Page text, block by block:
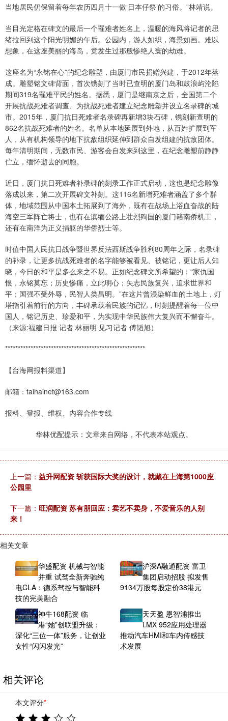
当地居民仍保留着每年农历四月十一做‘日本仔祭’的习俗。”林靖说。
当目光定格在碑文的最后一个罹难者姓名上，温暖的海风将记者的思
绪拉回到这个阳光明媚的午后。公园内，游人如织，海景如画。难以
想象，在这座美丽的海岛，竟发生过那般惨绝人寰的劫难。
这座名为“永铭在心”的纪念雕塑，由厦门市民捐赠兴建，于2012年落
成。雕塑铭文碑背面，首次镌刻了当时已查明的厦门岛和鼓浪屿沦陷
期间319名罹难平民的姓名。据悉，厦门是继南京之后，全国第二个
开展抗战死难者调查、为抗战死难者建立纪念雕塑并设立名录碑的城
市。2015年，厦门抗日死难者名录碑再新增3块石碑，镌刻新查明的
862名抗战死难者的姓名。名单从本地延展到外地，从百姓扩展到军
人，从有机构领导的地下抗敌组织延伸到群众自发组建的抗敌团体。
每年清明期间，无数市民、游客会自发来到这里，在纪念雕塑前静静
伫立，缅怀逝去的同胞。
近日，厦门抗日死难者补录碑的刻录工作正式启动，这也是纪念雕像
落成以来，第二次开展碑文补刻。这116名新增死难者涵盖了多个群
体，地域范围从中国本土拓展到了海外，既有在战场上浴血奋战的陆
海空三军阵亡将士，也有在滇缅公路上壮烈殉国的厦门籍南侨机工，
还有在南洋为正义捐躯的华侨烈士等。
时值中国人民抗日战争暨世界反法西斯战争胜利80周年之际，名录碑
的补录，让更多抗战死难者的名字能够被看见、被铭记，更让后人知
晓，今日的和平是多么来之不易。正如纪念碑文所希望的：“家仇国
恨，永铭莫忘；历史惨痛，立此明心；矢志民族复兴，追求世界和
平；国强不受外辱，民智人类昌明。”在这片曾浸染鲜血的土地上，灯
塔指引着前行的方向，丰碑承载着民族的记忆，时刻提醒着每一位中
国人，铭记历史、珍爱和平，为实现中华民族伟大复兴而不懈奋斗。
（来源:福建日报 记者 林丽明 见习记者 傅韬旭）
*******************************************************
【台海网报料渠道】
邮箱：taihainet@163.com
报料、登报、维权、内容合作专线
华林优配提示：文章来自网络，不代表本站观点。
上一篇： 益升网配资 斩获国际大奖的设计，就藏在上海第1000座
公园里
下一篇： 旺润配资 苏有朋回应：卖艺不卖身，不爱音乐的人别
来！
相关文章
华盛配资 机械与智能
并重 试驾全新奔驰纯
电CLA：德系驾控与智能科
技的完美融合
沪深A融通配资 富卫
集团启动招股 拟发售
9134万股每股定价38港元
神牛168配资 临
港“她”创联盟升级：
深化“三位一体”服务，让创业
女性“闪闪发光”
天天盈 恩智浦推出
i.MX 952应用处理器
推动汽车HMI和车内传感技
术发展
相关评论
本文评分*